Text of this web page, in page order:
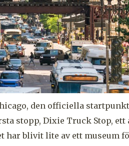
den officiella
stopp, Dixie Truck Stop, ett
har blivit lite av ett museum